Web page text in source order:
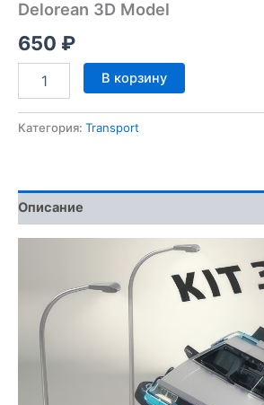
Delorean 3D Model
650 ₽
Количество
товара
3D
В корзину
Категория: Transport
Описание